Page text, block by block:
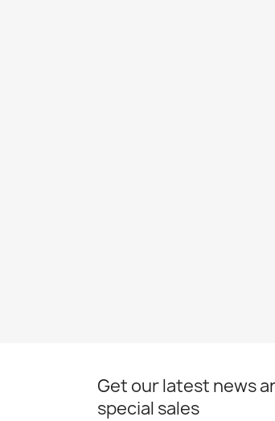
Get our latest news
special sales